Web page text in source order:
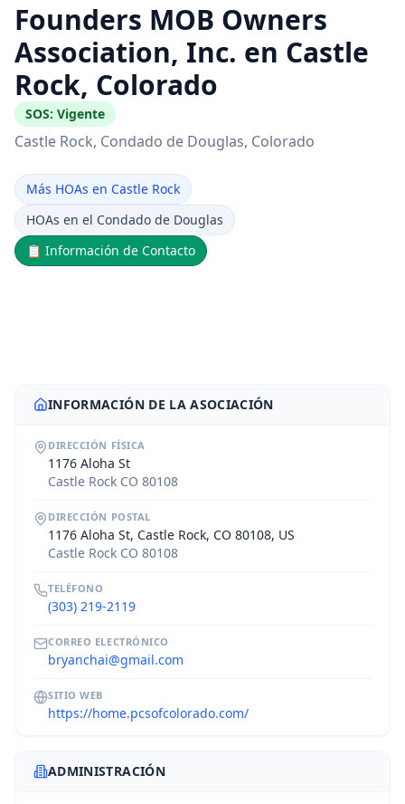
Founders MOB Owners
Association, Inc. en Castle
Rock, Colorado
SOS: Vigente
Castle Rock, Condado de Douglas, Colorado
Más HOAs en Castle Rock
HOAs en el Condado de Douglas
📋 Información de Contacto
INFORMACIÓN DE LA ASOCIACIÓN
DIRECCIÓN FÍSICA
1176 Aloha St
Castle Rock CO 80108
DIRECCIÓN POSTAL
1176 Aloha St, Castle Rock, CO 80108, US
Castle Rock CO 80108
TELÉFONO
(303) 219-2119
CORREO ELECTRÓNICO
bryanchai@gmail.com
SITIO WEB
https://home.pcsofcolorado.com/
ADMINISTRACIÓN